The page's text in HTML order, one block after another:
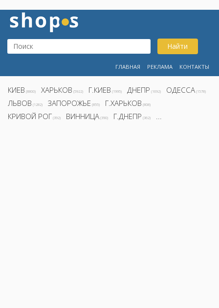
Найти
ГЛАВНАЯ РЕКЛАМА КОНТАКТЫ
КИЕВ (8800) ХАРЬКОВ (5922) Г.КИЕВ (1995) ДНЕПР (1692) ОДЕССА (1578)
ЛЬВОВ (1282) ЗАПОРОЖЬЕ (855) Г.ХАРЬКОВ (808)
КРИВОЙ РОГ (392) ВИННИЦА (390) Г.ДНЕПР (362) ...